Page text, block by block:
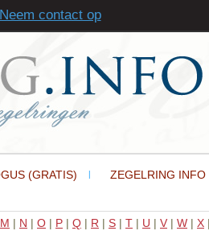
(GRATIS) ZEGELRING INFO
M | N | O | P | Q | R | S | T | U | V | W | X |
Neem contact op